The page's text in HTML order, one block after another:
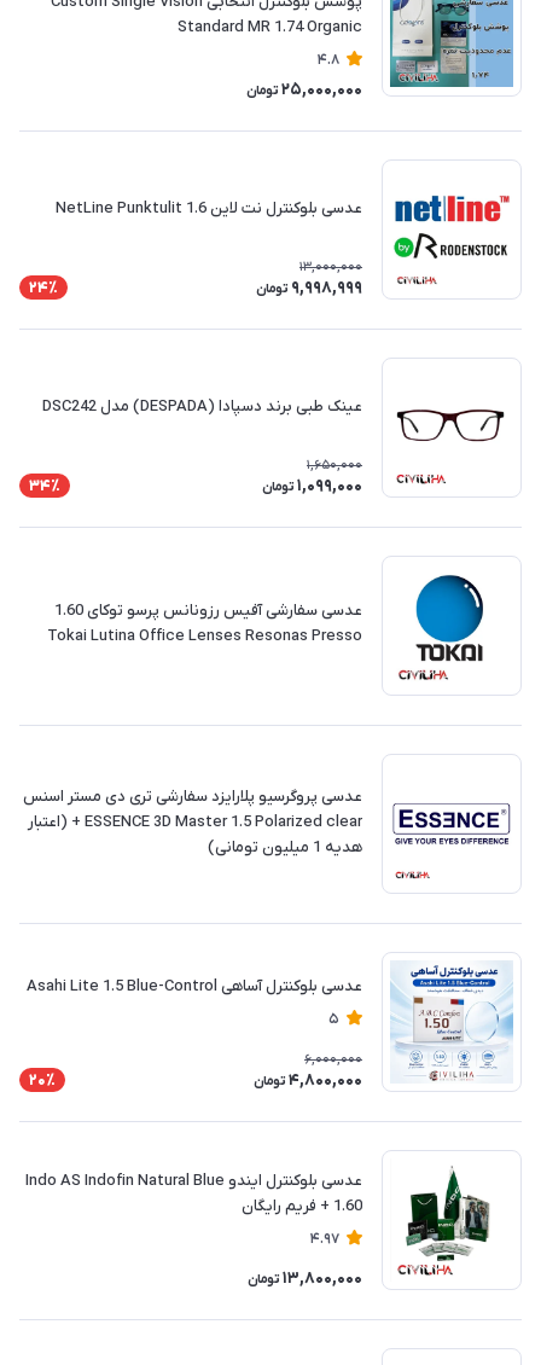
Standard MR 1.74 Organic
4.8
25,000,000 تومان
عدسی بلوکنترل نت لاین NetLine Punktulit 1.6
13,000,000
9,998,999 تومان 24٪
عینک طبی برند دسپادا (DESPADA) مدل DSC242
1,650,000
1,099,000 تومان 34٪
‎عدسی سفارشی آفیس رزونانس پرسو توکای 1.60
Tokai Lutina Office Lenses Resonas Presso
عدسی پروگرسیو پلارایزد سفارشی تری دی مستر اسنس
ESSENCE 3D Master 1.5 Polarized clear + (اعتبار
هدیه 1 میلیون تومانی)
عدسی بلوکنترل آساهی Asahi Lite 1.5 Blue-Control
5
6,000,000
4,800,000 تومان 20٪
عدسی بلوکنترل ایندو Indo AS Indofin Natural Blue
1.60 + فريم رايگان
4.97
13,800,000 تومان